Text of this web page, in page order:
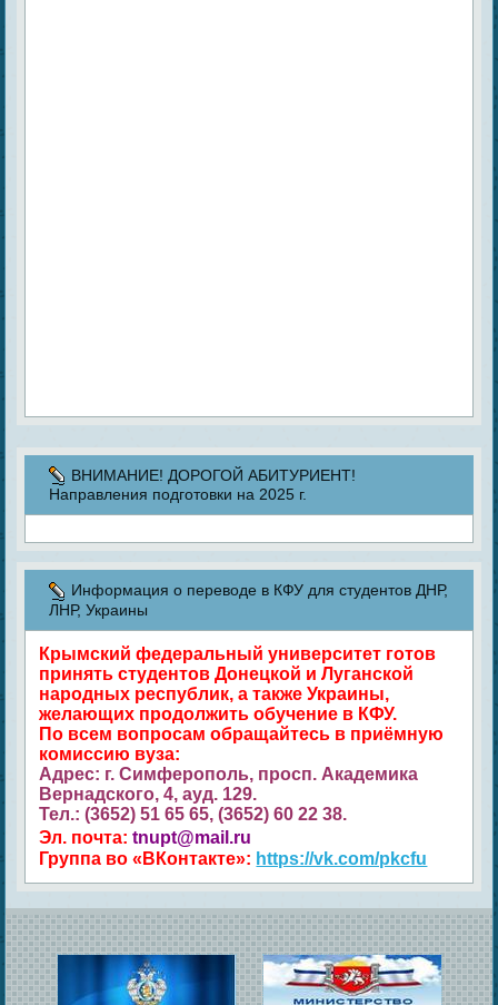
ВНИМАНИЕ! ДОРОГОЙ АБИТУРИЕНТ!
Направления подготовки на 2025 г.
Информация о переводе в КФУ для студентов ДНР,
ЛНР, Украины
Крымский федеральный университет готов
принять студентов Донецкой и Луганской
народных республик, а также Украины,
желающих продолжить обучение в КФУ.
По всем вопросам обращайтесь в приёмную
комиссию вуза:
Адрес: г. Симферополь, просп. Академика
Вернадского, 4, ауд. 129.
Тел.: (3652) 51 65 65, (3652) 60 22 38.
Эл. почта:tnupt@mail.ru
Группа во «ВКонтакте»: https://vk.com/pkcfu